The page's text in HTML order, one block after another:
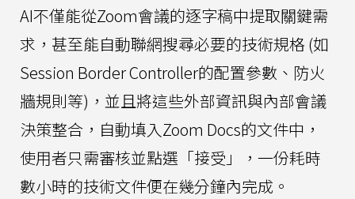
AI不僅能從Zoom會議的逐字稿中提取關鍵需
求，甚至能自動聯網搜尋必要的技術規格 (如
Session Border Controller的配置參數、防火
牆規則等)，並且將這些外部資訊與內部會議
決策整合，自動填入Zoom Docs的文件中，
使用者只需審核並點選「接受」，一份耗時
數小時的技術文件便在幾分鐘內完成。